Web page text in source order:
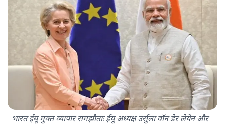
भारत ईयू मुक्त व्यापार समझौताः ईयू अध्यक्ष उर्सुला वॉन डेर लेयेन और